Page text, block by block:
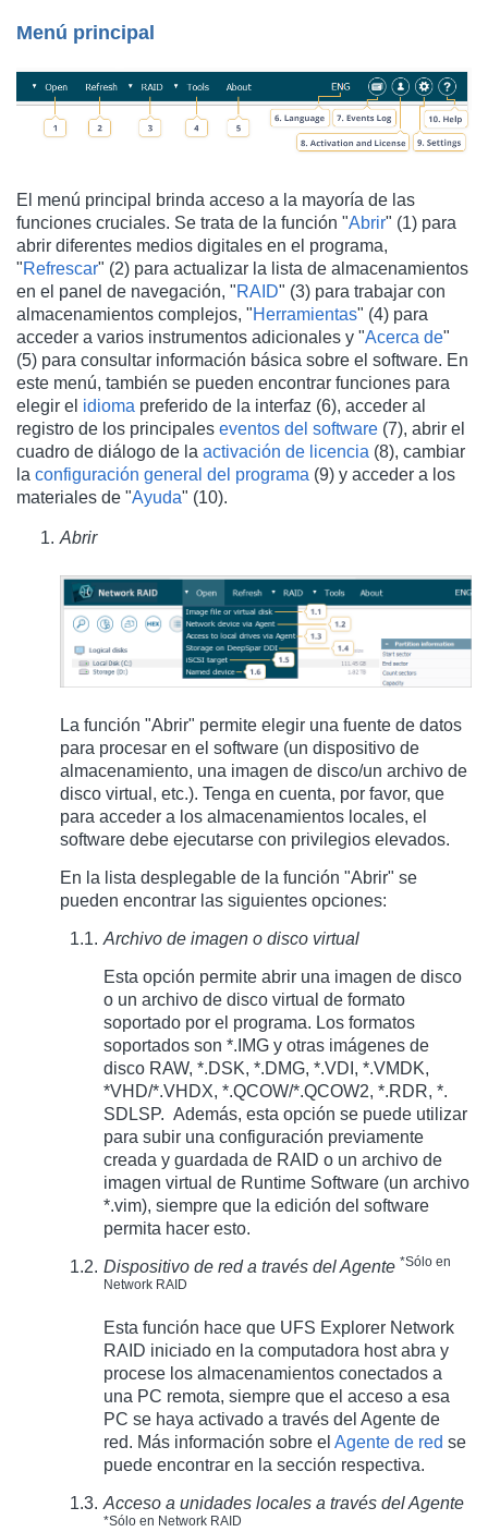
Menú principal
El menú principal brinda acceso a la mayoría de las
funciones cruciales. Se trata de la función "Abrir" (1) para
abrir diferentes medios digitales en el programa,
"Refrescar" (2) para actualizar la lista de almacenamientos
en el panel de navegación, "RAID" (3) para trabajar con
almacenamientos complejos, "Herramientas" (4) para
acceder a varios instrumentos adicionales y "Acerca de"
(5) para consultar información básica sobre el software. En
este menú, también se pueden encontrar funciones para
elegir el idioma preferido de la interfaz (6), acceder al
registro de los principales eventos del software (7), abrir el
cuadro de diálogo de la activación de licencia (8), cambiar
la configuración general del programa (9) y acceder a los
materiales de "Ayuda" (10).
Abrir
La función "Abrir" permite elegir una fuente de datos
para procesar en el software (un dispositivo de
almacenamiento, una imagen de disco/un archivo de
disco virtual, etc.). Tenga en cuenta, por favor, que
para acceder a los almacenamientos locales, el
software debe ejecutarse con privilegios elevados.
En la lista desplegable de la función "Abrir" se
pueden encontrar las siguientes opciones:
Archivo de imagen o disco virtual
Esta opción permite abrir una imagen de disco
o un archivo de disco virtual de formato
soportado por el programa. Los formatos
soportados son *.IMG y otras imágenes de
disco RAW, *.DSK, *.DMG, *.VDI, *.VMDK,
*VHD/*.VHDX, *.QCOW/*.QCOW2, *.RDR, *.
SDLSP. Además, esta opción se puede utilizar
para subir una configuración previamente
creada y guardada de RAID o un archivo de
imagen virtual de Runtime Software (un archivo
*.vim), siempre que la edición del software
permita hacer esto.
Dispositivo de red a través del Agente *Sólo en
Network RAID
Esta función hace que UFS Explorer Network
RAID iniciado en la computadora host abra y
procese los almacenamientos conectados a
una PC remota, siempre que el acceso a esa
PC se haya activado a través del Agente de
red. Más información sobre el Agente de red se
puede encontrar en la sección respectiva.
Acceso a unidades locales a través del Agente
*Sólo en Network RAID